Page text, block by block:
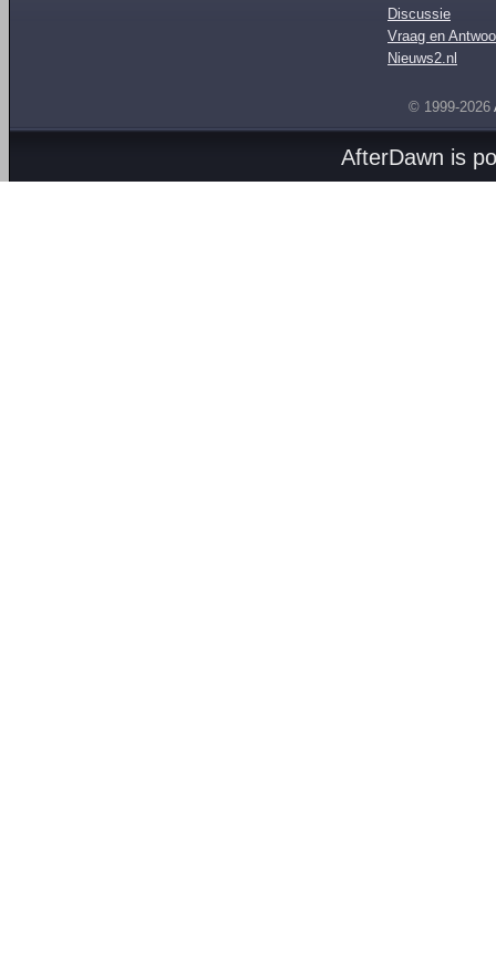
Discussie
Vraag en
Nieuws2.nl
© 1999-2026
AfterDawn is